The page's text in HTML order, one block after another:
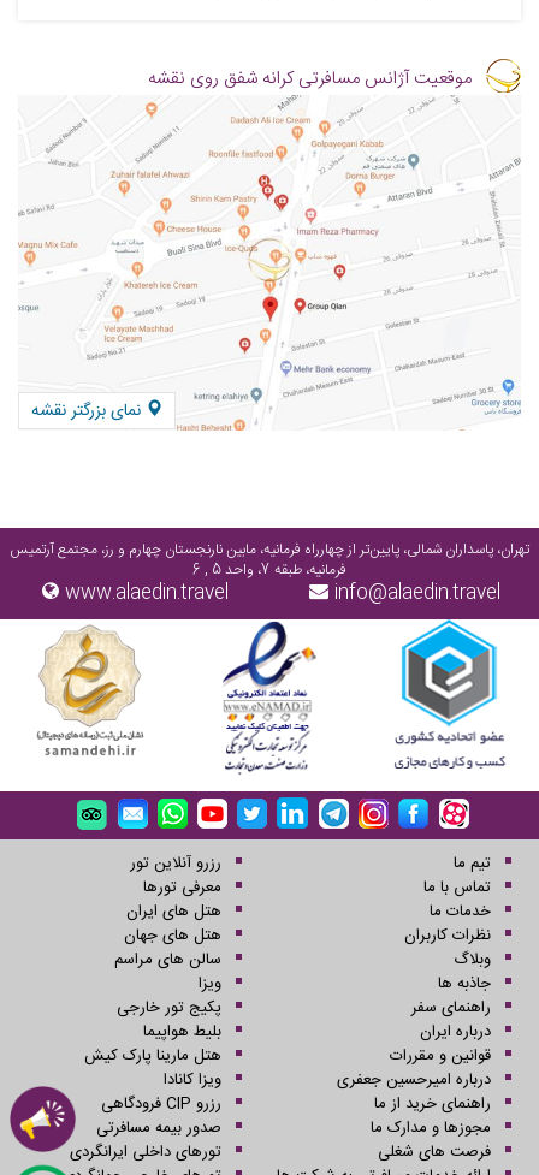
موقعیت آژانس مسافرتی کرانه شفق روی نقشه
نمای بزرگتر نقشه
تهران، پاسداران شمالی، پایین‌تر از چهارراه فرمانیه، مابین نارنجستان چهارم و رز، مجتمع آرتمیس
فرمانیه، طبقه 7، واحد 5 , 6
info@alaedin.travel
www.alaedin.travel
تیم ما
تماس با ما
خدمات ما
نظرات کاربران
وبلاگ
جاذبه ها
راهنمای سفر
درباره ایران
قوانین و مقررات
درباره امیرحسین جعفری
راهنمای خرید از ما
مجوزها و مدارک ما
فرصت های شغلی
رزرو آنلاین تور
معرفی تورها
هتل های ایران
هتل های جهان
سالن های مراسم
ویزا
پکیج تور خارجی
بلیط هواپیما
هتل مارینا پارک کیش
ویزا کانادا
رزرو CIP فرودگاهی
صدور بیمه مسافرتی
تورهای داخلی ایرانگردی